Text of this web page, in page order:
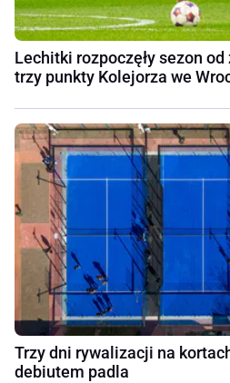
Lechitki rozpoczęły sezon
trzy punkty Kolejorza we
Trzy dni rywalizacji na
debiutem padla